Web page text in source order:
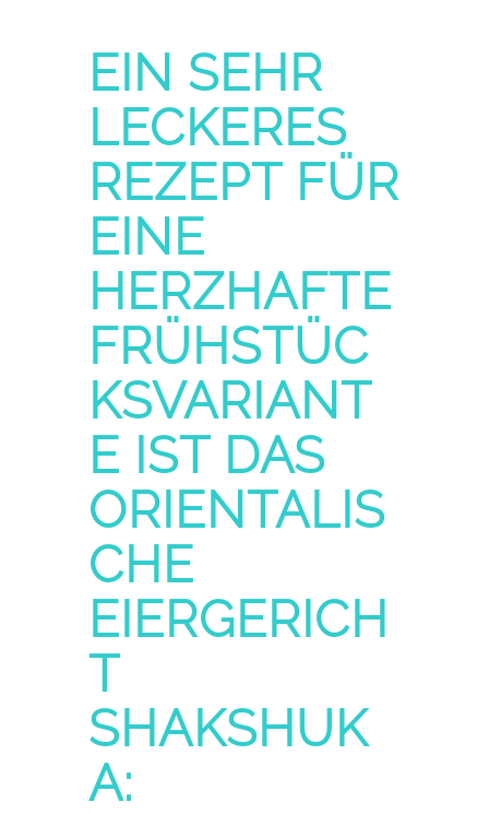
EIN SEHR
LECKERES
REZEPT FÜR
EINE
HERZHAFTE
FRÜHSTÜC
KSVARIANT
E IST DAS
ORIENTALIS
CHE
EIERGERICH
T
SHAKSHUK
A: